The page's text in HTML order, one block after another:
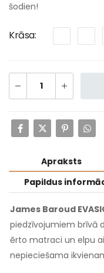
šodien!
Krāsa
Apraksts
Papildus
James Baroud
piedzīvojumiem brīvā
ērto matraci un elpu
nepieciešama